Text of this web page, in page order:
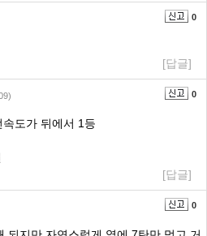
0
[답글]
0
도가 뒤에서 1등
[답글]
0